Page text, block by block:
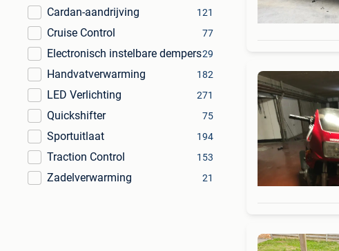
Cardan-aandrijving 121
Cruise Control 77
Electronisch instelbare dempers29
Handvatverwarming 182
LED Verlichting 271
Quickshifter 75
Sportuitlaat 194
Traction Control 153
Zadelverwarming 21